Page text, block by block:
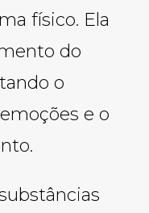
físico. Ela
do
o
e o